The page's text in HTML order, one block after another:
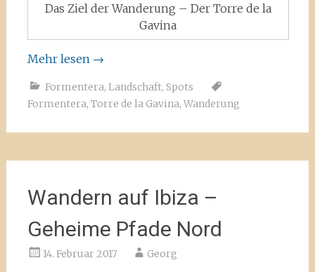
Das Ziel der Wanderung – Der Torre de la
Gavina
Mehr lesen →
Formentera, Landschaft, Spots
Formentera, Torre de la Gavina, Wanderung
Wandern auf Ibiza –
Geheime Pfade Nord
14. Februar 2017 Georg